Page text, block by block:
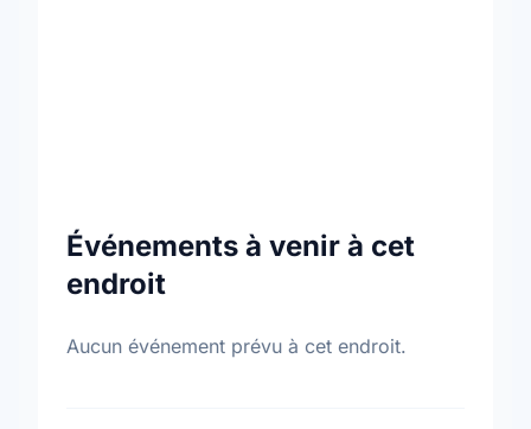
Événements à venir à cet
endroit
Aucun événement prévu à cet endroit.